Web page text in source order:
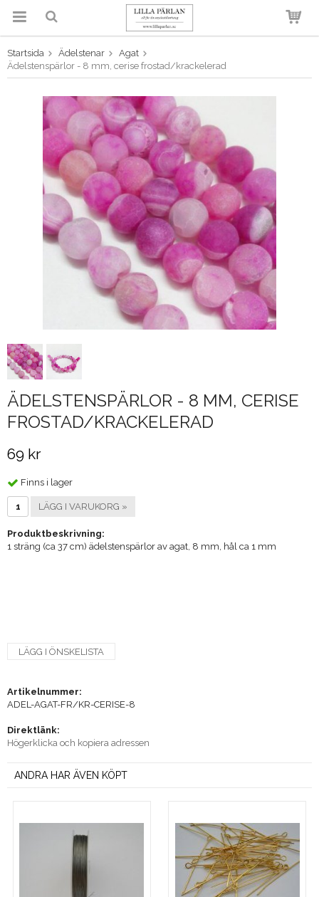
Produkten har blivit tillagd i
varukorgen
Startsida Ädelstenar
Agat
Ädelstenspärlor - 8 mm, cerise frostad/krackelerad
ÄDELSTENSPÄRLOR - 8 MM, CERISE
FROSTAD/KRACKELERAD
69 kr
Finns i lager
LÄGG I VARUKORG »
Produktbeskrivning:
1 sträng (ca 37 cm) ädelstenspärlor av agat, 8 mm, hål ca 1 mm
LÄGG I ÖNSKELISTA
Artikelnummer:
ADEL-AGAT-FR/KR-CERISE-8
Direktlänk:
Högerklicka och kopiera adressen
ANDRA HAR ÄVEN KÖPT